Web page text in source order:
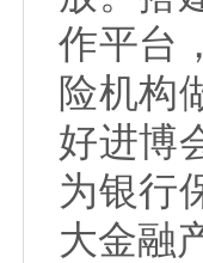
作平台
险机构
好进博
为银行
大金融